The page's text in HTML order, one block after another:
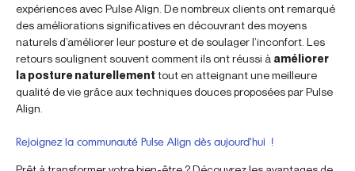
expériences avec Pulse Align. De nombreux clients ont remarqué
des améliorations significatives en découvrant des moyens
naturels d’améliorer leur posture et de soulager l’inconfort. Les
retours soulignent souvent comment ils ont réussi à améliorer
la posture naturellement tout en atteignant une meilleure
qualité de vie grâce aux techniques douces proposées par Pulse
Align.
Rejoignez la communauté Pulse Align dès aujourd’hui !